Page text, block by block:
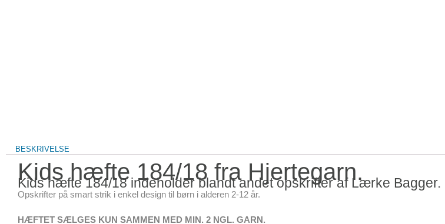
BESKRIVELSE
Kids hæfte 184/18 fra Hjertegarn.
Kids hæfte 184/18 indeholder blandt andet opskrifter af Lærke Bagger.
Opskrifter på smart strik i enkel design til børn i alderen 2-12 år.
HÆFTET SÆLGES KUN SAMMEN MED MIN. 2 NGL. GARN.